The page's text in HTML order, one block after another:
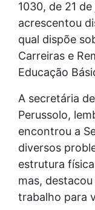
1030, de 21
acrescentou
qual dispõe
Carreiras e
Educação
A secretária
Perussolo,
encontrou a
diversos
estrutura
mas,
trabalho para